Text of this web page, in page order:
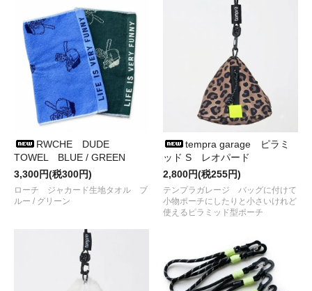
●2025/ 3/19NODAL
Tie Dye Long Socks,Tie Dye Socks
が新色とともに入荷しました
●2025/ 3/18
RIDGE MOUNTAIN GEAR
Hooded Long Sleeve Shirt,Long Sleeve Shirt
入荷しました
●2025/ 3/14COTTON PAN からシルクスクリーンプリント
シャツ が入荷しました
●2025/ 3/11RIDGE MOUNTAIN GEAR からBasic Cap,Basic
Cap Extra,Hatが入荷しました
●2025/ 2/ 8
PLEATED WORK PANT
入荷しました
●2025/ 1/26RWCHEから
が入荷しました
LOVE&PEACEなスウェット
入荷しました
●2024/12/15RIDGE MOUNTAIN GEARから
Alpha Booster Vest、Power Grid Glovesなどが
tempra garageから人気シリーズの
ト、ステッカーが再入荷しました
RIDGE MOUNTAIN GEARから
Versatile Blanket、Grid Merino Earmuff Capな
が入荷しました
RWCHE DUDE
TOWEL BLUE / GREEN
3,300円(税300円)
ローチ ジャカード生地タオル ブ
ルー / グリーン
tempra garage ピラミ
ッド S レオパード
2,800円(税255円)
テンプラガレージ バッグに付けて
小物ポーチにしたりと小さいけれど
使えるピラミッド型ポーチ